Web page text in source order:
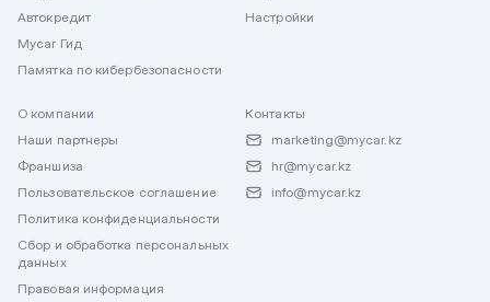
Автокредит
Mycar Гид
Памятка по кибербезопасности
Настройки
О компании
Наши партнеры
Франшиза
Пользовательское соглашение
Политика конфиденциальности
Сбор и обработка персональных
данных
Правовая информация
Контакты
marketing@mycar.kz
hr@mycar.kz
info@mycar.kz